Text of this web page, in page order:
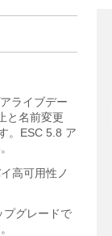
ライブデー
と名前変更
。ESC 5.8 ア
高可用性ノ
プグレードで